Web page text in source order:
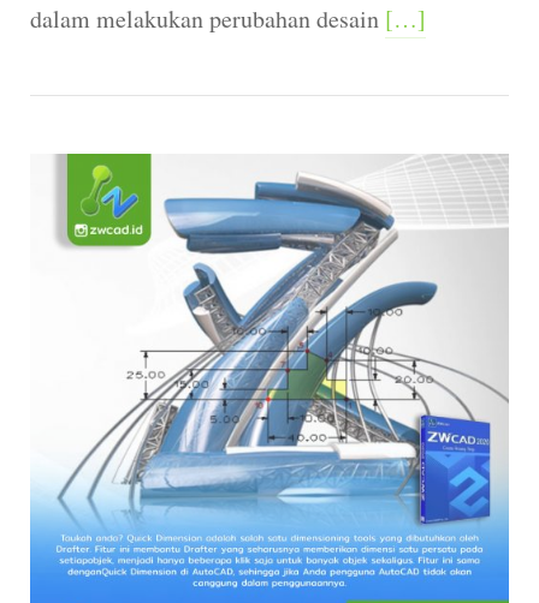
dalam melakukan perubahan desain […]